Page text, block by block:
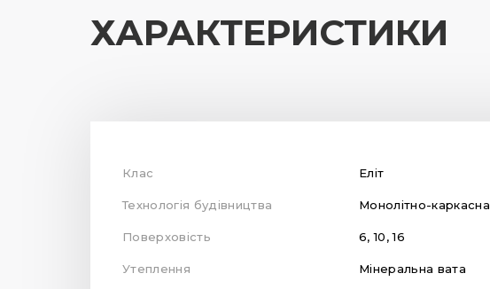
ХАРАКТЕРИСТИКИ
Клас Еліт
Технологія будівництва Монолітно-каркасна
Поверховість 6, 10, 16
Утеплення Мінеральна вата